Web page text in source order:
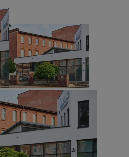
Wydajność Targetowanie
umożliwiają korzystanie z podstawowych
użytkownika i zarządzanie kontem. Bez
korzystać ze strony internetowej.
Provider
Domena
zabrze.com.pl